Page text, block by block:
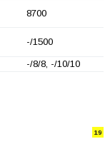
8700
-/1500
-/8/8, -/10/10
19